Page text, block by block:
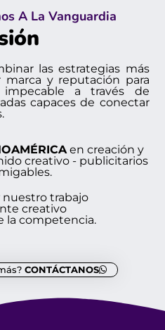
A La Vanguardia
las estrategias más
marca y reputación para
impecable a través de
capaces de conectar
en creación y
creativo - publicitarios
nuestro trabajo
creativo
la competencia.
CONTÁCTANOS